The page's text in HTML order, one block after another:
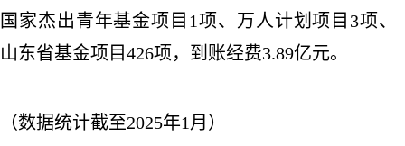
国家杰出青年基金项目 1项、万人计划项目3项、
山东省基金项目426项， 到账经费3.89亿元。
（数据统计截至2025年1月）